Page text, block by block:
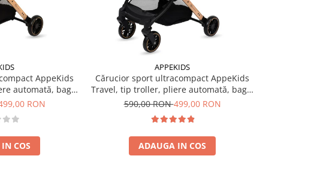
AppeKids
automată, bagaj
kg - Pink
RON
COS
APPEKIDS
Cărucior sport ultracompact AppeKids
Travel, tip troller, pliere automată, bagaj
de mână, 6.7 kg - Grey
590,00 RON499,00 RON
ADAUGA IN COS